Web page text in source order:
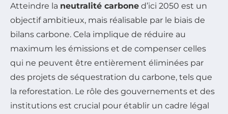
Atteindre la neutralité carbone d’ici 2050 est un
objectif ambitieux, mais réalisable par le biais de
bilans carbone. Cela implique de réduire au
maximum les émissions et de compenser celles
qui ne peuvent être entièrement éliminées par
des projets de séquestration du carbone, tels que
la reforestation. Le rôle des gouvernements et des
institutions est crucial pour établir un cadre légal